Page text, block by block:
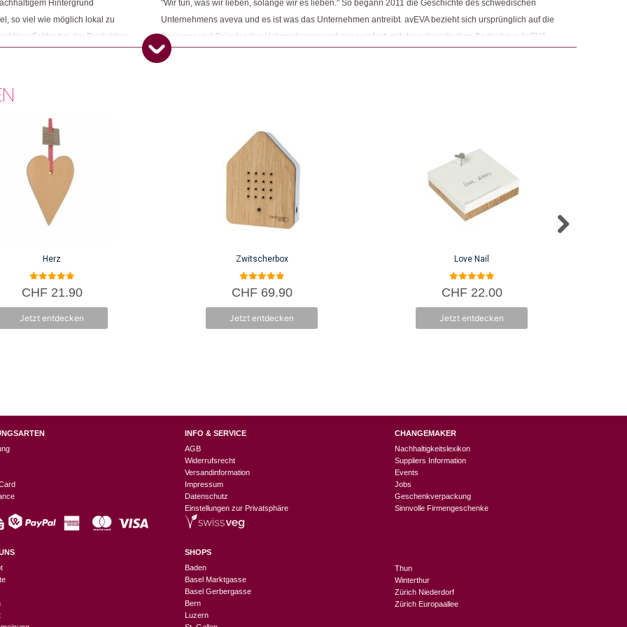
Hintergrund
so viel wie möglich lokal zu
Faktor bei der Produktion
mit ökologischer und sozialer
"Wir tun, was wir lieben, solange wir es lieben." So begann 2011 die Geschichte des schwedischen
Unternehmens aveva und es ist was das Unternehmen antreibt. avEVA bezieht sich ursprünglich auf die
Designer und Gründer des Unternehmens und zwar einfach mit der schwedischen Bedeutung: byEVA.
Im Laufe der Jahre haben immer mehr liebevolle Menschen Eva und Christoph Jeckelmann's Design
Herz
5.00
von 5
CHF21.90
Jetzt entdecken
Zwitscherbox
5.00
von 5
CHF69.90
Jetzt entdecken
Love Nail
5.00
von 5
CHF22.00
Jetzt entdecken
INFO & SERVICE
AGB
Widerrufsrecht
Versandinformation
Impressum
Datenschutz
Einstellungen zur Privatsphäre
SHOPS
Baden
Basel Marktgasse
Basel Gerbergasse
Bern
Luzern
CHANGEMAKER
Nachhaltigkeitslexikon
Suppliers Information
Events
Jobs
Geschenkverpackung
Sinnvolle Firmengeschenke
Thun
Winterthur
Zürich Niederdorf
Zürich Europaallee